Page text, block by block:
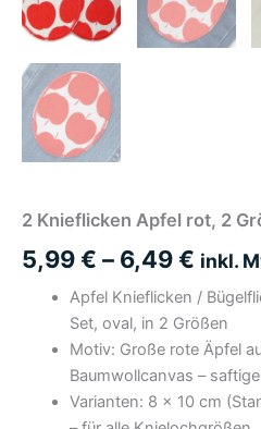
2 Knieflicken Apfel rot, 2
5,99€ – 6,49€ inkl.
Apfel Knieflicken /
Set, oval, in 2 Größen
Motiv: Große rote Äpfel
Baumwollcanvas –
Varianten: 8 × 10 cm